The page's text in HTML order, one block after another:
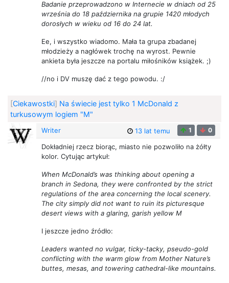
Badanie przeprowadzono w Internecie w dniach od 25
września do 18 października na grupie 1420 młodych
dorosłych w wieku od 16 do 24 lat.
Ee, i wszystko wiadomo. Mała ta grupa zbadanej
młodzieży a nagłówek trochę na wyrost. Pewnie
ankieta była jeszcze na portalu miłośników książek. ;)
//no i DV muszę dać z tego powodu. :/
[Ciekawostki] Na świecie jest tylko 1 McDonald z
turkusowym logiem "M"
Writer 13 lat temu 1 0
Dokładniej rzecz biorąc, miasto nie pozwoliło na żółty
kolor. Cytując artykuł:
When McDonald’s was thinking about opening a
branch in Sedona, they were confronted by the strict
regulations of the area concerning the local scenery.
The city simply did not want to ruin its picturesque
desert views with a glaring, garish yellow M
I jeszcze jedno źródło:
Leaders wanted no vulgar, ticky-tacky, pseudo-gold
conflicting with the warm glow from Mother Nature’s
buttes, mesas, and towering cathedral-like mountains.